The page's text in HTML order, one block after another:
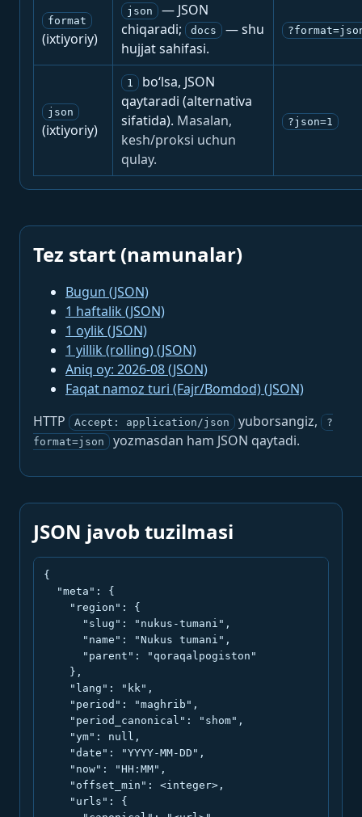
format
(ixtiyoriy)
json
— JSON
chiqaradi;
docs
— shu
hujjat sahifasi.
json
(ixtiyoriy)
1
bo‘lsa, JSON
qaytaradi (alternativa
sifatida). Masalan,
kesh/proksi uchun
qulay.
?json=1
Tez start (namunalar)
Bugun (JSON)
1 haftalik (JSON)
1 oylik (JSON)
1 yillik (rolling) (JSON)
Aniq oy: 2026-08 (JSON)
Faqat namoz turi (Fajr/Bomdod) (JSON)
HTTP
Accept: application/json yuborsangiz,
?
format=json
yozmasdan ham JSON qaytadi.
JSON javob tuzilmasi
{
  "meta": {
    "region": {
      "slug": "nukus-tumani",
      "name": "Nukus tumani",
      "parent": "qoraqalpogiston"
    },
    "lang": "kk",
    "period": "maghrib",
    "period_canonical": "shom",
    "ym": null,
    "date": "YYYY-MM-DD",
    "now": "HH:MM",
    "offset_min": <integer>,
    "urls": {